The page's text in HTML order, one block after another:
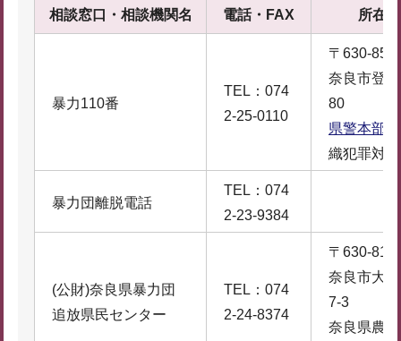
相談窓口・相談機関名 電話・FAX 所在地
暴力110番
TEL：074
2-25-0110
〒630-
奈良市登
80
県警本部
織犯罪対
暴力団離脱電話
TEL：074
2-23-9384
(公財)奈良県暴力団
追放県民センター
TEL：074
2-24-8374
〒630-
奈良市大
7-3
奈良県農